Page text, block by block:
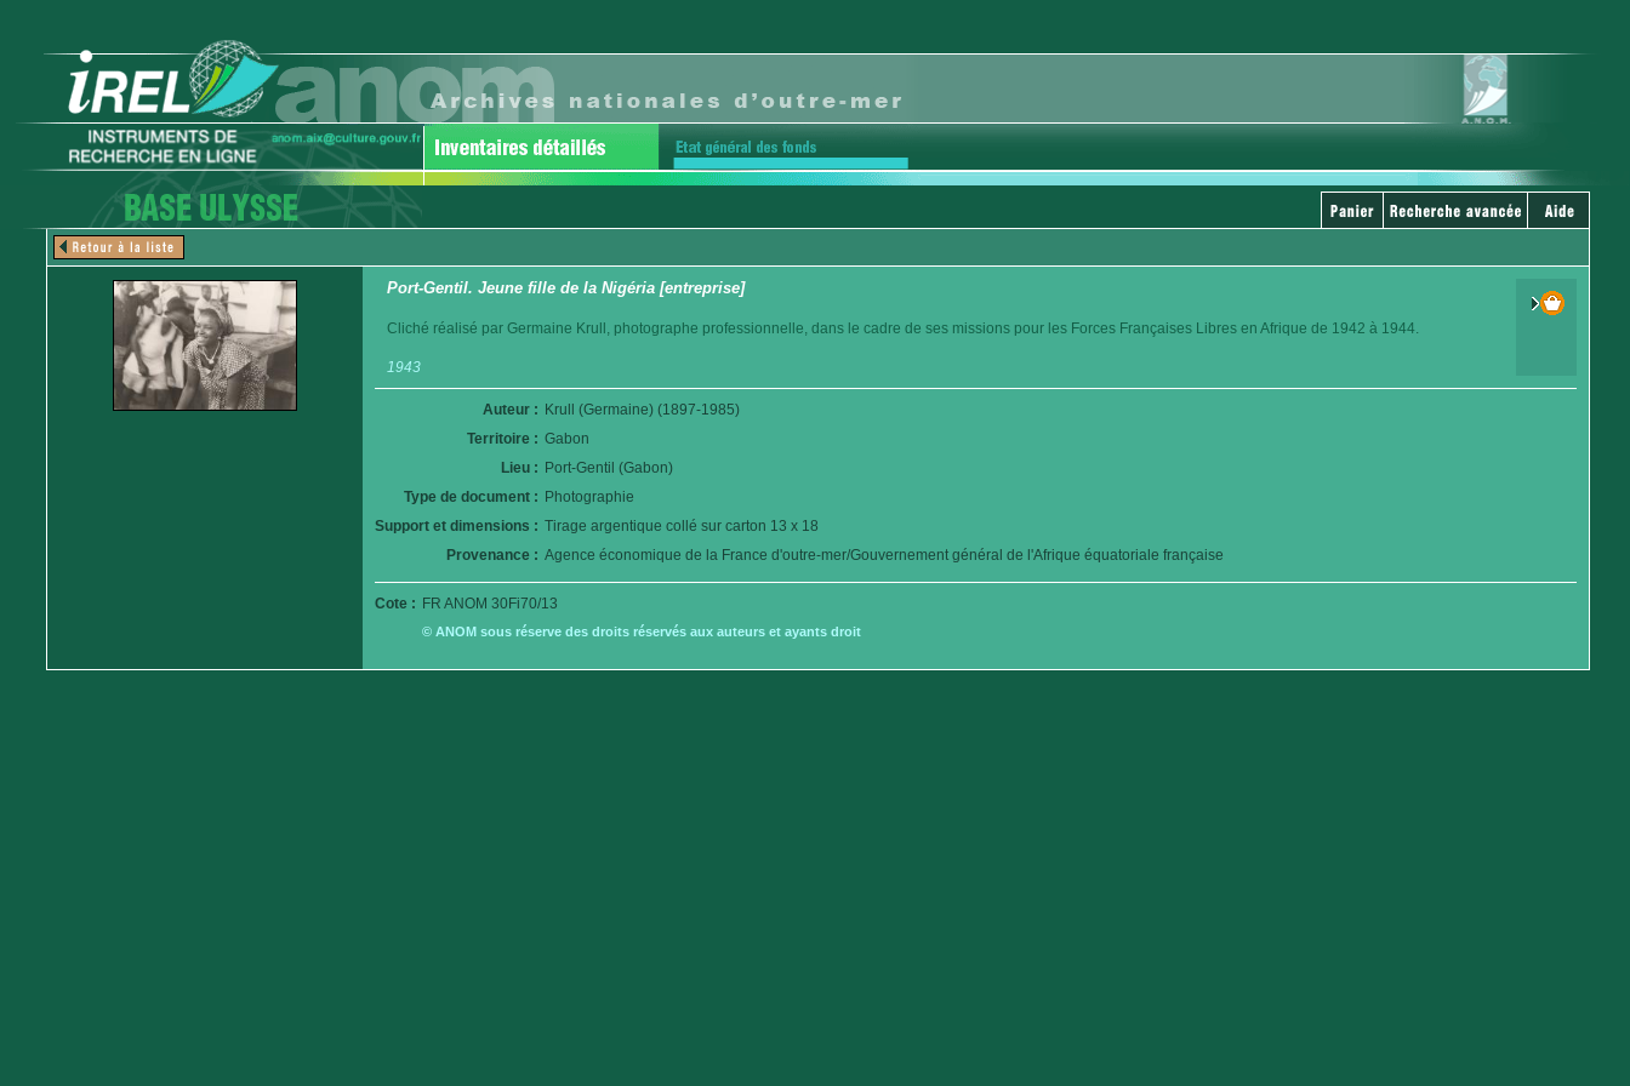
Port-Gentil. Jeune fille de la Nigéria [entreprise]
Cliché réalisé par Germaine Krull, photographe professionnelle, dans le cadre de ses missions pour les Forces Françaises Libres en Afrique de 1942 à 1944.
1943
Auteur : Krull (Germaine) (1897-1985)
Territoire : Gabon
Lieu : Port-Gentil (Gabon)
Type de document : Photographie
Support et dimensions : Tirage argentique collé sur carton 13 x 18
Provenance : Agence économique de la France d'outre-mer/Gouvernement général de l'Afrique équatoriale française
Cote : FR ANOM 30Fi70/13
© ANOM sous réserve des droits réservés aux auteurs et ayants droit